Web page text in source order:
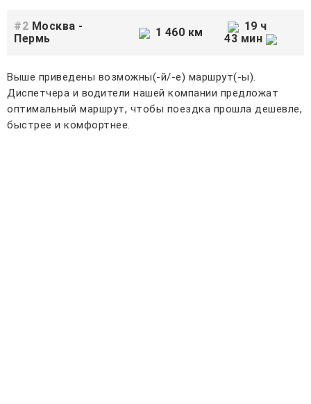
#2 Москва -
Пермь
1 460 км
19 ч
43 мин
Выше приведены возможны(-й/-е) маршрут(-ы).
Диспетчера и водители нашей компании предложат
оптимальный маршрут, чтобы поездка прошла дешевле,
быстрее и комфортнее.